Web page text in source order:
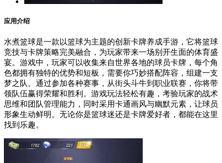
应用介绍
水煮篮球是一款以篮球为主题的创新卡牌养成手游，它将篮球
竞技与卡牌策略完美融合，为玩家带来一场别开生面的体育盛
宴。游戏中，玩家可以收集来自世界各地的球员卡牌，每个角
色都拥有独特的优势和短板，需要你巧妙搭配阵容，组建一支
梦之队。通过参加各种赛事，从街头斗牛到职业联赛，你将带
领队伍赢得荣耀和胜利。游戏玩法轻松有趣，考验玩家的战术
思维和团队管理能力，同时采用卡通画风与幽默元素，让球员
形象生动鲜明。无论你是篮球迷还是卡牌爱好者，都能在这里
找到乐趣。